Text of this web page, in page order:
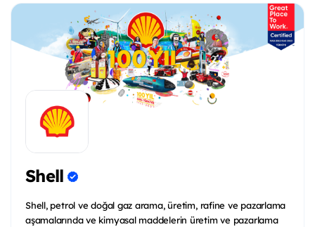
Shell
Shell, petrol ve doğal gaz arama, üretim, rafine ve pazarlama
aşamalarında ve kimyasal maddelerin üretim ve pazarlama